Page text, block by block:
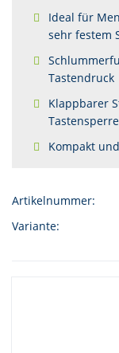
Ideal für
sehr festem
Tastendruck
Klappbarer
Tastensperre
Kompakt
Artikelnummer:
Variante: